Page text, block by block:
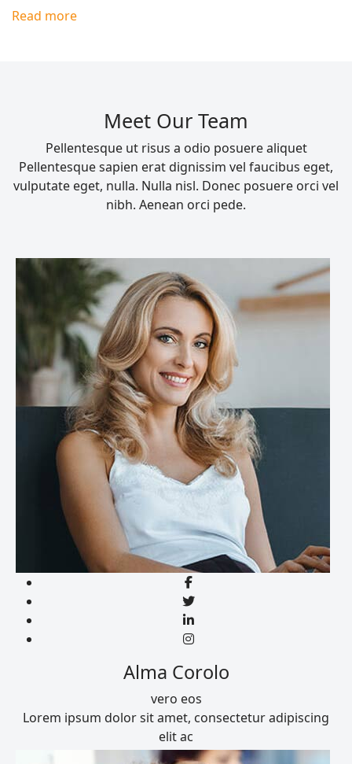
Read more
Meet Our Team
Pellentesque ut risus a odio posuere aliquet
Pellentesque sapien erat dignissim vel faucibus eget,
vulputate eget, nulla. Nulla nisl. Donec posuere orci vel
nibh. Aenean orci pede.
Alma Corolo
vero eos
Lorem ipsum dolor sit amet, consectetur adipiscing
elit ac